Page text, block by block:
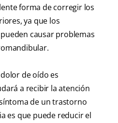
forma de corregir los
ya que los
causar problemas
de oído es
a recibir la atención
de un trastorno
es que puede reducir el